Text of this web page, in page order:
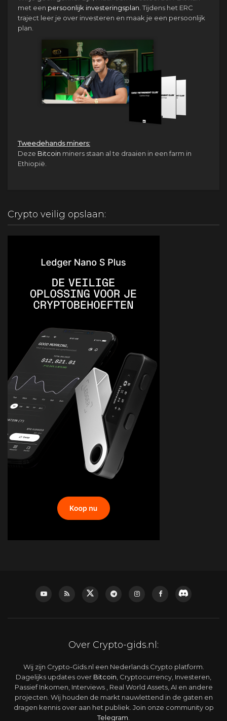
met een persoonlijk investeringsplan. Tijdens het ERC
traject leer je over investeren en maak je een persoonlijk
plan.
Tweedehands miners:
Deze Bitcoin miners staan al te draaien in een farm in
Ethiopië.
Crypto veilig opslaan:
Over Crypto-gids.nl:
Wij zijn Crypto-Gids.nl een Nederlands Crypto platform.
Dagelijks updates over Bitcoin, Cryptocurrency, Investeren,
Passief Inkomen, Interviews , Real World Assets, AI en andere
projecten. Wij houden de markt nauwlettend in de gaten en
dragen kennis over aan het publiek. Join onze community op
Telegram.